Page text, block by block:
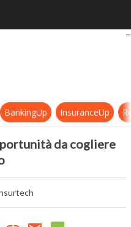
banking
BankingUp InsuranceUp
da cogliere